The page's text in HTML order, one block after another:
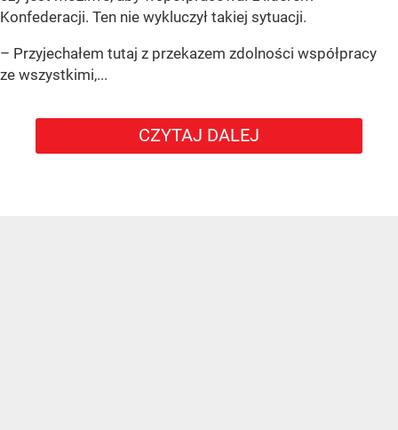
Konfederacji. Ten nie wykluczył takiej sytuacji.
– Przyjechałem tutaj z przekazem zdolności współpracy
ze wszystkimi,...
CZYTAJ DALEJ